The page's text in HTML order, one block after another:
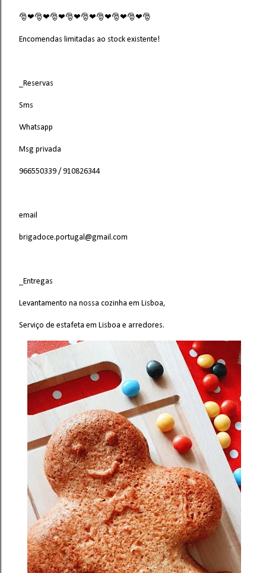
🎅❤🎅❤🎅❤🎅❤🎅❤🎅❤🎅❤🎅❤🎅
Encomendas limitadas ao stock existente!
_Reservas
Sms
Whatsapp
Msg privada
966550339 / 910826344
email
brigadoce.portugal@gmail.com
_Entregas
Levantamento na nossa cozinha em Lisboa,
Serviço de estafeta em Lisboa e arredores.